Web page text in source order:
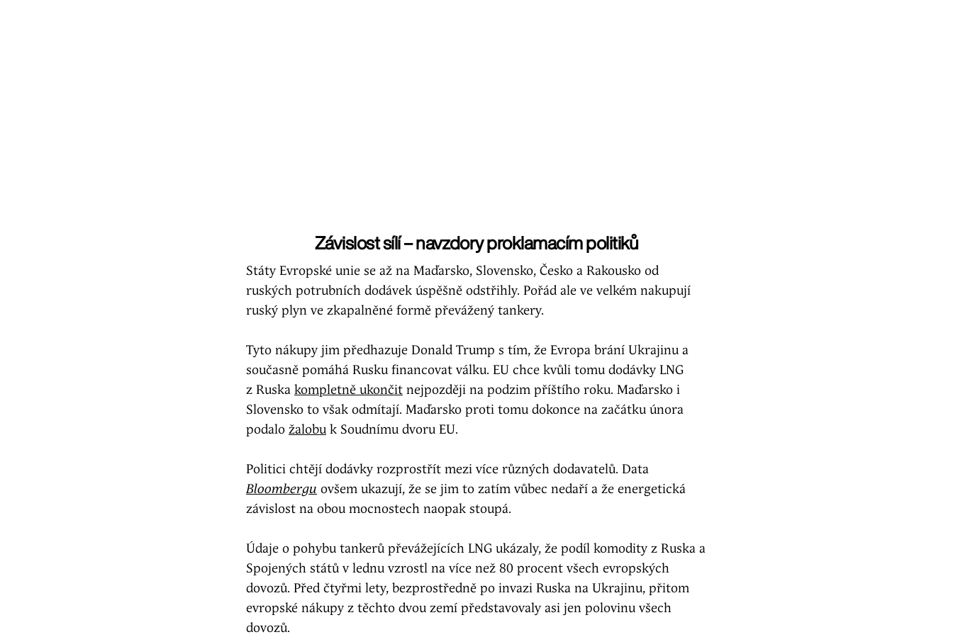
Závislost sílí – navzdory proklamacím politiků
Státy Evropské unie se až na Maďarsko, Slovensko, Česko a Rakousko od
ruských potrubních dodávek úspěšně odstřihly. Pořád ale ve velkém nakupují
ruský plyn ve zkapalněné formě převážený tankery.
Tyto nákupy jim předhazuje Donald Trump s tím, že Evropa brání Ukrajinu a
současně pomáhá Rusku financovat válku. EU chce kvůli tomu dodávky LNG
z Ruska kompletně ukončit nejpozději na podzim příštího roku. Maďarsko i
Slovensko to však odmítají. Maďarsko proti tomu dokonce na začátku února
podalo žalobu k Soudnímu dvoru EU.
Politici chtějí dodávky rozprostřít mezi více různých dodavatelů. Data
Bloombergu ovšem ukazují, že se jim to zatím vůbec nedaří a že energetická
závislost na obou mocnostech naopak stoupá.
Údaje o pohybu tankerů převážejících LNG ukázaly, že podíl komodity z Ruska a
Spojených států v lednu vzrostl na více než 80 procent všech evropských
dovozů. Před čtyřmi lety, bezprostředně po invazi Ruska na Ukrajinu, přitom
evropské nákupy z těchto dvou zemí představovaly asi jen polovinu všech
dovozů.